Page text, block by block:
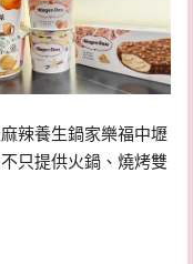
辣養生鍋家樂福中壢
只提供火鍋、燒烤雙